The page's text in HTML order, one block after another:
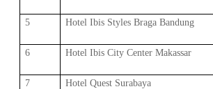
5 Hotel Ibis Styles Braga Bandung
6 Hotel Ibis City Center Makassar
7 Hotel Quest Surabaya